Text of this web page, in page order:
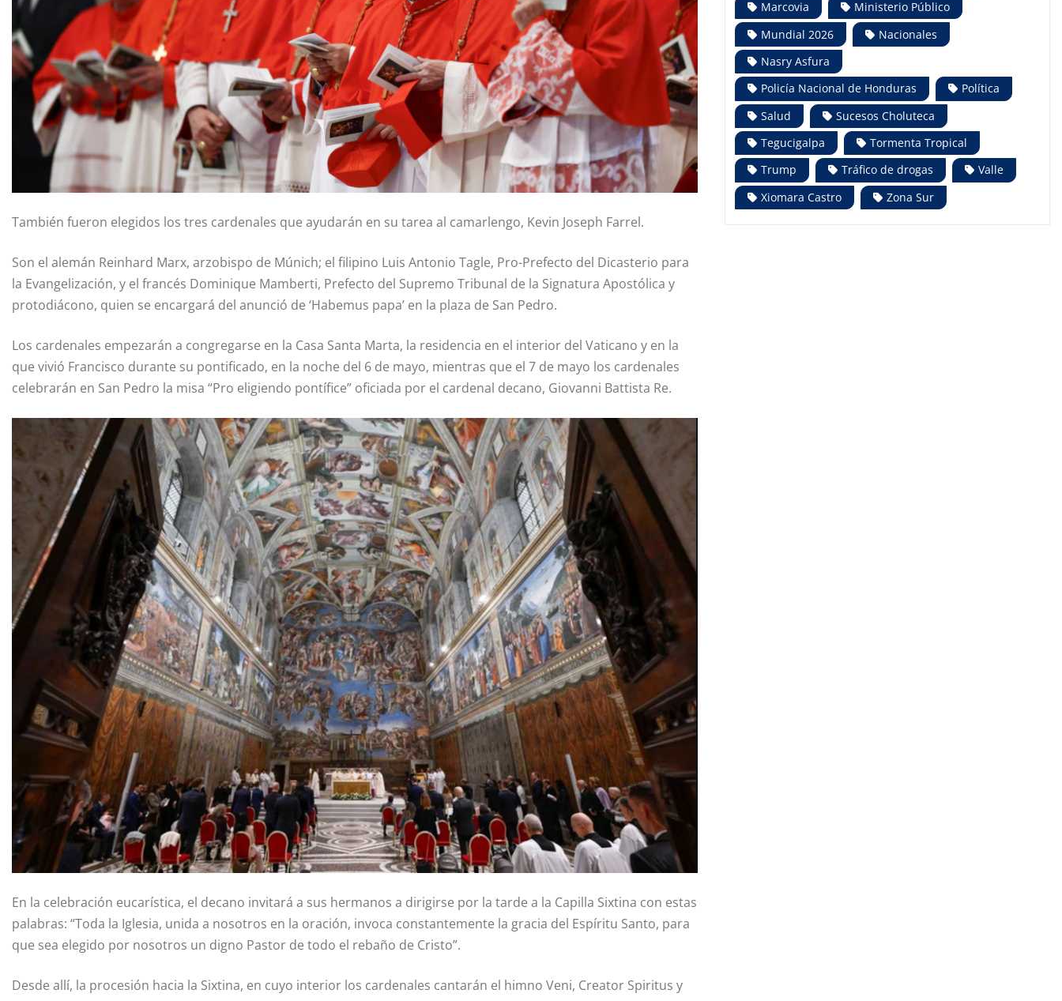
También fueron elegidos los tres cardenales que ayudarán en su tarea al camarlengo, Kevin Joseph Farrel.
Son el alemán Reinhard Marx, arzobispo de Múnich; el filipino Luis Antonio Tagle, Pro-Prefecto del Dicasterio para
la Evangelización, y el francés Dominique Mamberti, Prefecto del Supremo Tribunal de la Signatura Apostólica y
protodiácono, quien se encargará del anunció de ‘Habemus papa’ en la plaza de San Pedro.
Los cardenales empezarán a congregarse en la Casa Santa Marta, la residencia en el interior del Vaticano y en la
que vivió Francisco durante su pontificado, en la noche del 6 de mayo, mientras que el 7 de mayo los cardenales
celebrarán en San Pedro la misa “Pro eligiendo pontífice” oficiada por el cardenal decano, Giovanni Battista Re.
En la celebración eucarística, el decano invitará a sus hermanos a dirigirse por la tarde a la Capilla Sixtina con estas
palabras: “Toda la Iglesia, unida a nosotros en la oración, invoca constantemente la gracia del Espíritu Santo, para
que sea elegido por nosotros un digno Pastor de todo el rebaño de Cristo”.
Desde allí, la procesión hacia la Sixtina, en cuyo interior los cardenales cantarán el himno Veni, Creator Spiritus y
Marcovia
Ministerio Público
Mundial 2026
Nacionales
Nasry Asfura
Policía Nacional de Honduras
Política
Salud
Sucesos Choluteca
Tegucigalpa
Tormenta Tropical
Trump
Tráfico de drogas
Valle
Xiomara Castro
Zona Sur